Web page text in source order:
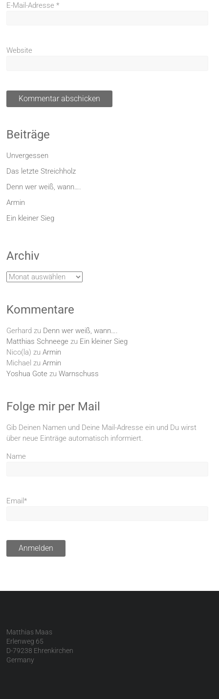
E-Mail-Adresse*
Website
Beiträge
Unvergessen
Das letzte Streichholz
Denn wer weiß, wann….
Armin
Ein kleiner Sieg
Archiv
Archiv
Kommentare
Gerhard zu Denn wer weiß, wann….
Matthias Schneege zu Ein kleiner Sieg
Nico(la) zuArmin
Michael zuArmin
Yoshua Gote zuWarnschuss
Folge mir per Mail
Gib Deinen Namen und Deine Mail-Adresse ein und Du wirst
über neue Einträge automatisch informiert.
Name
Email*
Matthias Maas
Erlenweg 65
D-79238 Ehrenkirchen
Germany